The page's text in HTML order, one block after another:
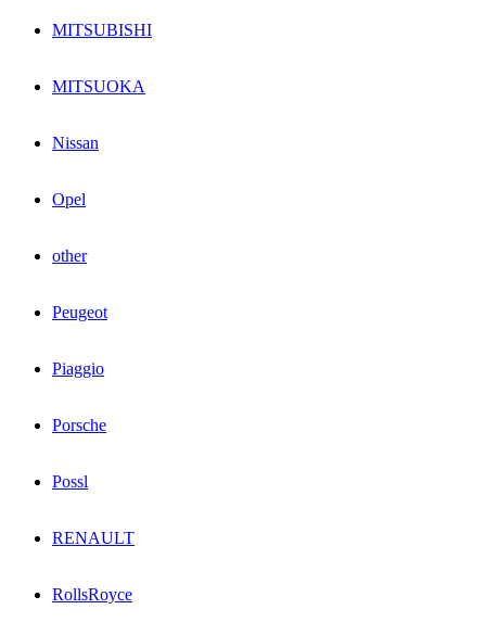
MITSUBISHI
MITSUOKA
Nissan
Opel
other
Peugeot
Piaggio
Porsche
Possl
RENAULT
RollsRoyce